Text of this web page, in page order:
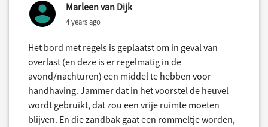
Marleen van Dijk
4 years ago
Het bord met regels is geplaatst om in geval van
overlast (en deze is er regelmatig in de
avond/nachturen) een middel te hebben voor
handhaving. Jammer dat in het voorstel de heuvel
wordt gebruikt, dat zou een vrije ruimte moeten
blijven. En die zandbak gaat een rommeltje worden,